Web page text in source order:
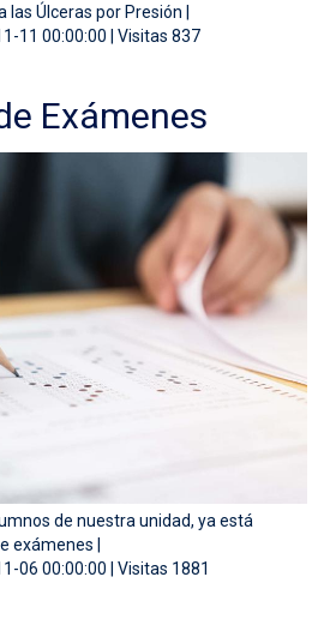
Úlceras por Presión |
11 00:00:00 | Visitas 837
Exámenes
de nuestra unidad, ya está
exámenes |
06 00:00:00 | Visitas 1881